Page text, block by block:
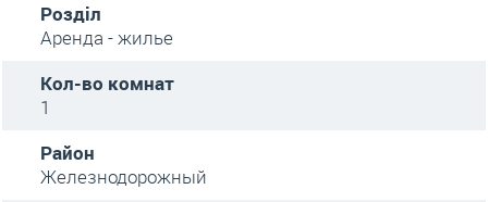
Розділ
Аренда - жилье
Кол-во комнат
1
Район
Железнодорожный